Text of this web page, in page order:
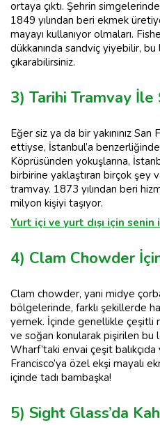
ortaya çıktı. Şehrin
1849 yılından beri ekmek
mayayı kullanıyor olmaları.
dükkanında sandviç yiyebilir,
çıkarabilirsiniz.
3) Tarihi Tramvay İle
Eğer siz ya da bir yakınınız
ettiyse, İstanbul’a
Köprüsünden yokuşlarına,
birbirine yaklaştıran birçok şey
tramvay. 1873 yılından beri
milyon kişiyi taşıyor.
Yurt içi ve yurt dışı için
4) Clam Chowder
Clam chowder, yani midye
bölgelerinde, farklı şekillerde
yemek. İçinde genellikle çeşitli
ve soğan konularak pişirilen bu
Wharf’taki envai çeşit
Francisco’ya özel ekşi mayalı
içinde tadı bambaşka!
5) Sight Glass’da